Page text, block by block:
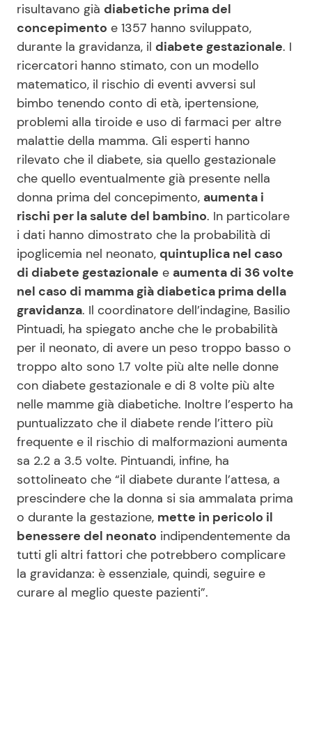
Redazione
Contattaci
Pubblicità
Privacy Policy
risultavano già diabetiche prima del
concepimento e 1357 hanno sviluppato,
durante la gravidanza, il diabete gestazionale. I
ricercatori hanno stimato, con un modello
matematico, il rischio di eventi avversi sul
bimbo tenendo conto di età, ipertensione,
problemi alla tiroide e uso di farmaci per altre
malattie della mamma. Gli esperti hanno
rilevato che il diabete, sia quello gestazionale
che quello eventualmente già presente nella
donna prima del concepimento, aumenta i
rischi per la salute del bambino. In particolare
i dati hanno dimostrato che la probabilità di
ipoglicemia nel neonato, quintuplica nel caso
di diabete gestazionale e aumenta di 36 volte
nel caso di mamma già diabetica prima della
gravidanza. Il coordinatore dell’indagine, Basilio
Pintuadi, ha spiegato anche che le probabilità
per il neonato, di avere un peso troppo basso o
troppo alto sono 1.7 volte più alte nelle donne
con diabete gestazionale e di 8 volte più alte
nelle mamme già diabetiche. Inoltre l’esperto ha
puntualizzato che il diabete rende l’ittero più
frequente e il rischio di malformazioni aumenta
sa 2.2 a 3.5 volte. Pintuandi, infine, ha
sottolineato che “il diabete durante l’attesa, a
prescindere che la donna si sia ammalata prima
o durante la gestazione, mette in pericolo il
benessere del neonato indipendentemente da
tutti gli altri fattori che potrebbero complicare
la gravidanza: è essenziale, quindi, seguire e
curare al meglio queste pazienti”.